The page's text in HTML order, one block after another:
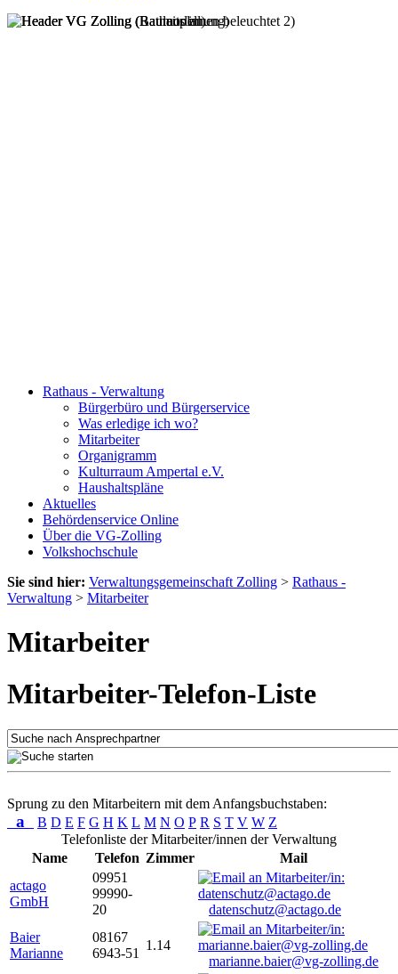
Rathaus - Verwaltung
Bürgerbüro und Bürgerservice
Was erledige ich wo?
Mitarbeiter
Organigramm
Kulturraum Ampertal e.V.
Haushaltspläne
Aktuelles
Behördenservice Online
Über die VG-Zolling
Volkshochschule
Sie sind hier: Verwaltungsgemeinschaft Zolling > Rathaus -
Verwaltung > Mitarbeiter
Mitarbeiter
Mitarbeiter-Telefon-Liste
Sprung zu den Mitarbeitern mit dem Anfangsbuchstaben:
a B D E F G H K L M N O P R S T V W Z
Telefonliste der Mitarbeiter/innen der Verwaltung
Name
Telefon Zimmer
Mail
actago
GmbH
09951
99990-
20
datenschutz@actago.de
Baier
Marianne
08167
6943-51
1.14
marianne.baier@vg-zolling.de